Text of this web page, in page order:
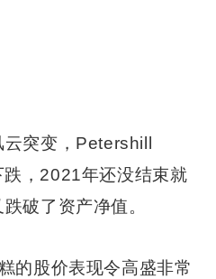
突变，Petershill
，2021年还没结束就
破了资产净值。
的股价表现令高盛非常